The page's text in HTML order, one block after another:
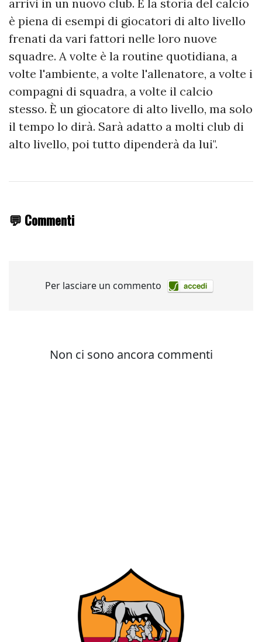
arrivi in un nuovo club. E la storia del calcio
è piena di esempi di giocatori di alto livello
frenati da vari fattori nelle loro nuove
squadre. A volte è la routine quotidiana, a
volte l'ambiente, a volte l'allenatore, a volte i
compagni di squadra, a volte il calcio
stesso. È un giocatore di alto livello, ma solo
il tempo lo dirà. Sarà adatto a molti club di
alto livello, poi tutto dipenderà da lui".
💬 Commenti